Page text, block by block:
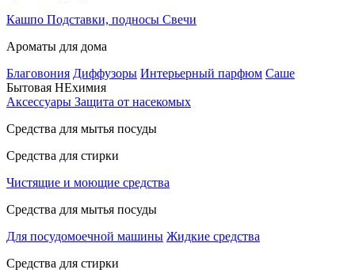
Кашпо Подставки, подносы Свечи
Ароматы для дома
Благовония Диффузоры Интерьерный парфюм Саше
Бытовая НЕхимия
Аксессуары Защита от насекомых
Средства для мытья посуды
Средства для стирки
Чистящие и моющие средства
Средства для мытья посуды
Для посудомоечной машины Жидкие средства
Средства для стирки